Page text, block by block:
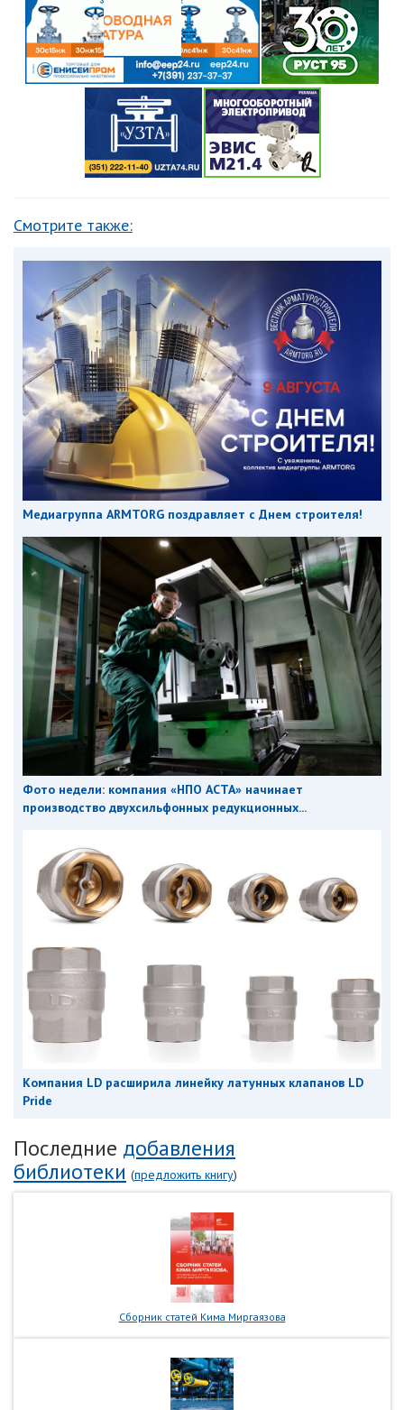
Смотрите также:
Медиагруппа ARMTORG поздравляет с Днем строителя!
Фото недели: компания «НПО АСТА» начинает
производство двухсильфонных редукционных...
Компания LD расширила линейку латунных клапанов LD
Pride
Последние добавления
библиотеки (предложить книгу)
Сборник статей Кима Миргаязова